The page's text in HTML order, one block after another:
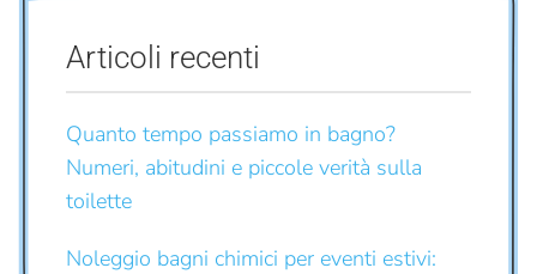
Articoli recenti
Quanto tempo passiamo in bagno?
Numeri, abitudini e piccole verità sulla
toilette
Noleggio bagni chimici per eventi estivi: